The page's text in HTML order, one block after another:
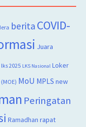
berita COVID-
Juara
lks 2025 LKS Nasional Loker
MoU MPLS new
Peringatan
Ramadhan rapat